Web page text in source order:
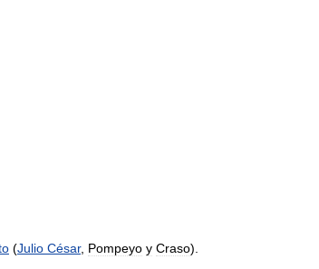
(Julio César, Pompeyo y Craso).